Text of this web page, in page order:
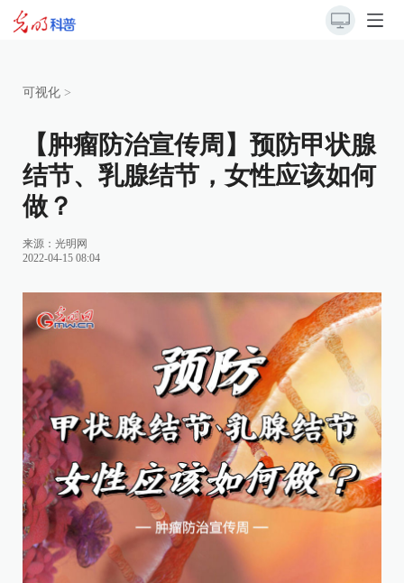
可视化 >
【肿瘤防治宣传周】预防甲状腺
结节、乳腺结节，女性应该如何
做？
来源： 光明网
2022-04-15 08:04